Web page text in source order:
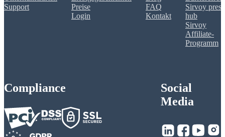
Support
Preise
Login
FAQ
Kontakt
Sirvoy press
hub
Sirvoy
Affiliate-
Programm
Compliance
Social
Media